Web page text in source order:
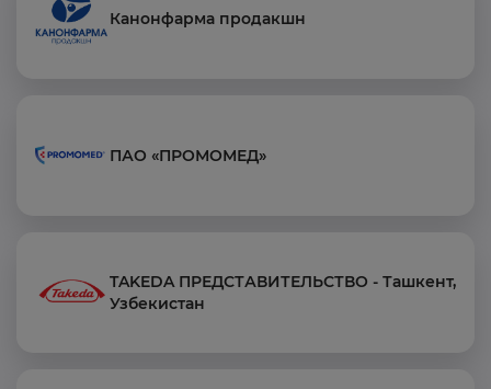
Канонфарма продакшн
ПАО «ПРОМОМЕД»
TAKEDA ПРЕДСТАВИТЕЛЬСТВО - Ташкент,
Узбекистан